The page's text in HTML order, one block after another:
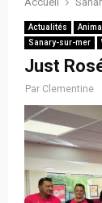
Actualités
Sanary-sur-mer
Just
Par Clementine